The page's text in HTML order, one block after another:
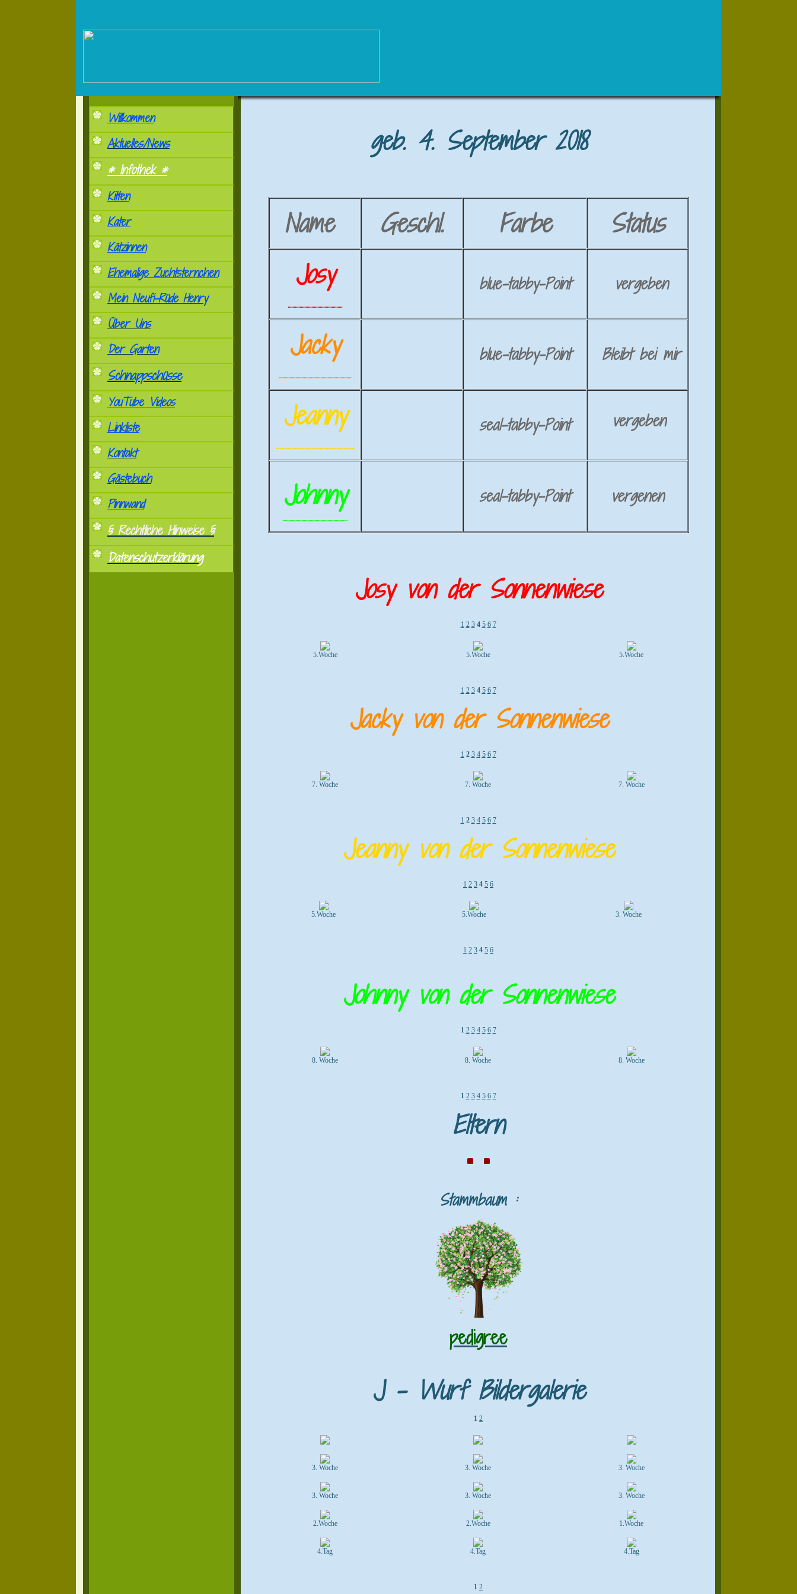
Willkommen
Aktuelles/News
* Infothek *
Kitten
Kater
Kätzinnen
Ehemalige Zuchtsternchen
Mein Neufi-Rüde Henry
Über Uns
Der Garten
Schnappschüsse
YouTube Videos
Linkliste
Kontakt
Gästebuch
Pinnwand
§ Rechtliche Hinweise §
Datenschutzerklärung
geb. 4. September 2018
Name Geschl. Farbe
Status
Josy
..............................................
blue-tabby-Point vergeben
Jacky
.............................................................
blue-tabby-Point Bleibt bei mir
Jeanny
..................................................................
seal-tabby-Point vergeben
Johnny
.......................................................
seal-tabby-Point vergenen
Josy von der Sonnenwiese
1 2 3 4 5 6 7
5.Woche 5.Woche 5.Woche
1 2 3 4 5 6 7
Jacky von der Sonnenwiese
1 2 3 4 5 6 7
7. Woche 7. Woche 7. Woche
1 2 3 4 5 6 7
Jeanny von der Sonnenwiese
1 2 3 4 5 6
5.Woche 5.Woche 3. Woche
1 2 3 4 5 6
Johnny von der Sonnenwiese
1 2 3 4 5 6 7
8. Woche 8. Woche 8. Woche
1 2 3 4 5 6 7
Eltern
Stammbaum :
pedigree
J - Wurf Bildergalerie
1 2
3. Woche 3. Woche 3. Woche
3. Woche 3. Woche 3. Woche
2.Woche 2.Woche 1.Woche
4.Tag 4.Tag 4.Tag
1 2